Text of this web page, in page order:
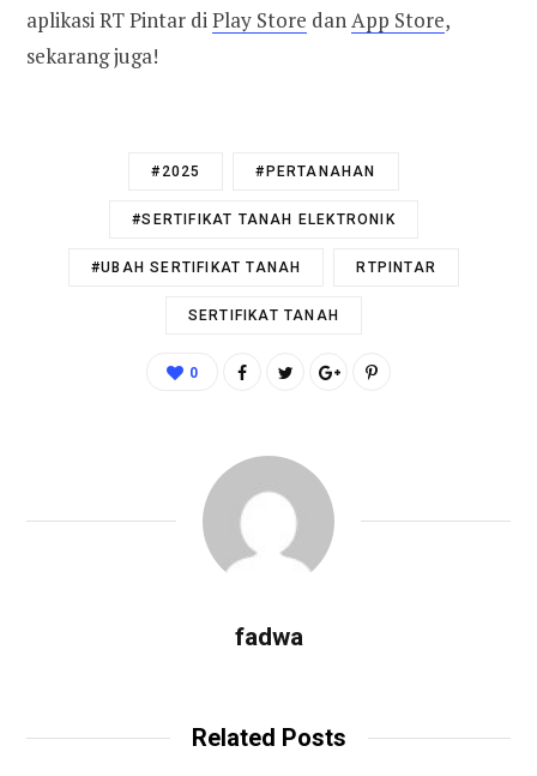
aplikasi RT Pintar diPlay Store danApp Store,
sekarang juga!
#2025 #PERTANAHAN
#SERTIFIKAT TANAH ELEKTRONIK
#UBAH SERTIFIKAT TANAH RTPINTAR
SERTIFIKAT TANAH
0
fadwa
Related Posts